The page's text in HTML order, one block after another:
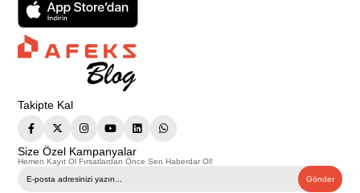
Takipte Kal
Size Özel Kampanyalar
Hemen Kayıt Ol Fırsatlardan Önce Sen Haberdar Ol!
Gönder